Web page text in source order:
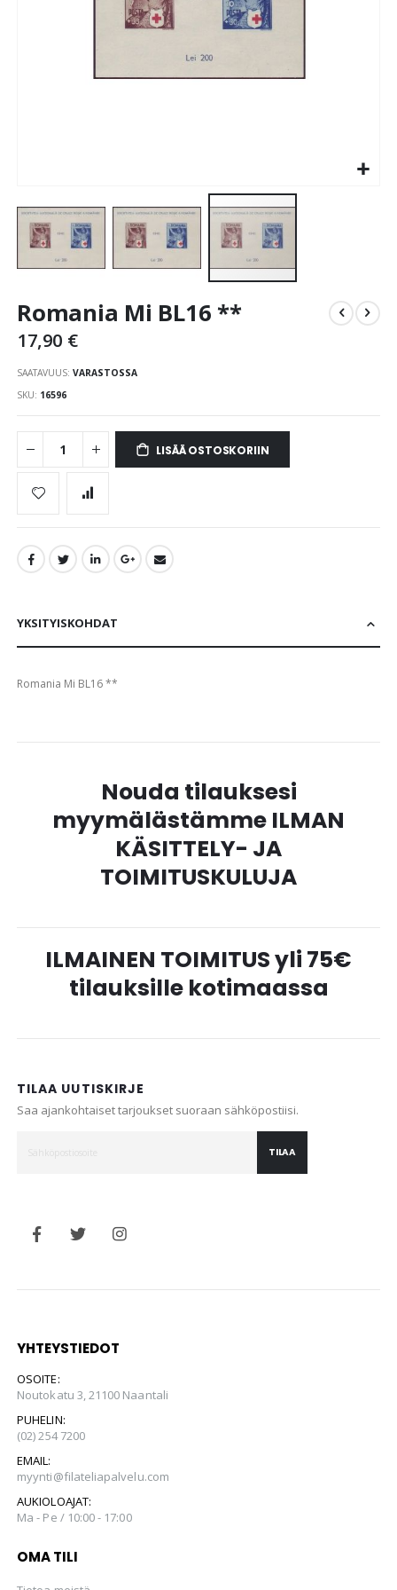
to
beginning
images
gallery
Romania Mi BL16 **
17,90 €
SAATAVUUS: VARASTOSSA
SKU 16596
LISÄÄ OSTOSKORIIN
YKSITYISKOHDAT
Romania Mi BL16 **
Nouda tilauksesi
myymälästämme ILMAN
KÄSITTELY- JA
TOIMITUSKULUJA
ILMAINEN TOIMITUS yli 75€
tilauksille kotimaassa
TILAA UUTISKIRJE
Saa ajankohtaiset tarjoukset suoraan sähköpostiisi.
TILAA
YHTEYSTIEDOT
OSOITE:
Noutokatu 3, 21100 Naantali
PUHELIN:
(02) 254 7200
EMAIL:
myynti@filateliapalvelu.com
AUKIOLOAJAT:
Ma - Pe / 10:00 - 17:00
OMA TILI